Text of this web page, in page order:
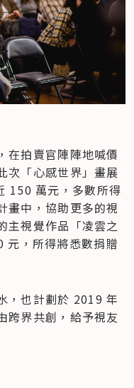
在拍賣官陣陣地喊價
次「心感世界」畫展
150 萬元，多數所得
畫中，協助更多的視
主視覺作品「凌雲之
元，所得將悉數捐贈
，也計劃於 2019 年
跨界共創，給予視友